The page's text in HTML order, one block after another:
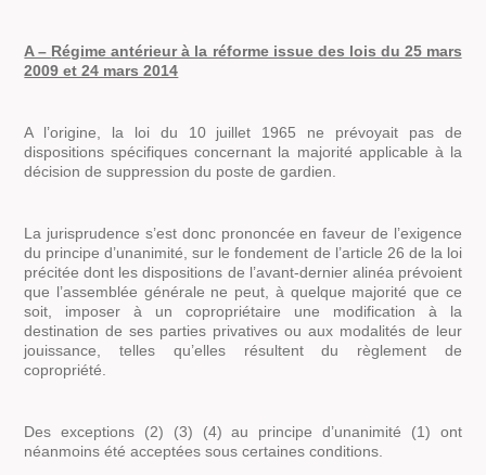
A – Régime antérieur à la réforme issue des lois du 25 mars
2009 et 24 mars 2014
A l’origine, la loi du 10 juillet 1965 ne prévoyait pas de
dispositions spécifiques concernant la majorité applicable à la
décision de suppression du poste de gardien.
La jurisprudence s’est donc prononcée en faveur de l’exigence
du principe d’unanimité, sur le fondement de l’article 26 de la loi
précitée dont les dispositions de l’avant-dernier alinéa prévoient
que l’assemblée générale ne peut, à quelque majorité que ce
soit, imposer à un copropriétaire une modification à la
destination de ses parties privatives ou aux modalités de leur
jouissance, telles qu’elles résultent du règlement de
copropriété.
Des exceptions (2) (3) (4) au principe d’unanimité (1) ont
néanmoins été acceptées sous certaines conditions.